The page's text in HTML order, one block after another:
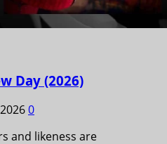
Day (2026)
0
and likeness are